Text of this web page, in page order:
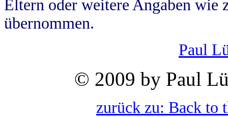
Eltern oder weitere Angaben wie
übernommen.
Paul
© 2009 by Paul
zurück zu: Back to